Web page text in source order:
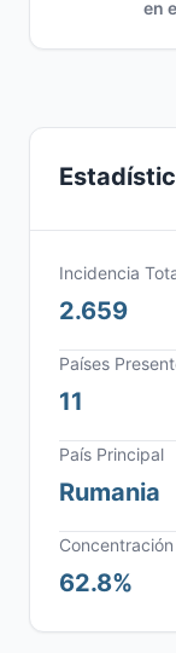
en
Incidencia
2.659
Países
11
País Principal
Rumania
Concentración
62.8%